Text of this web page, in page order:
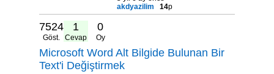
akdyazilim
14p
7524
Göst.
1
Cevap
0
Oy
Microsoft Word Alt Bilgide Bulunan Bir
Text'i Değiştirmek